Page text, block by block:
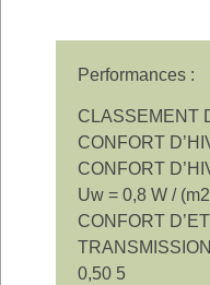
Performances :
CLASSEMENT
CONFORT
CONFORT
Uw = 0,8 W /
CONFORT
0,50 5